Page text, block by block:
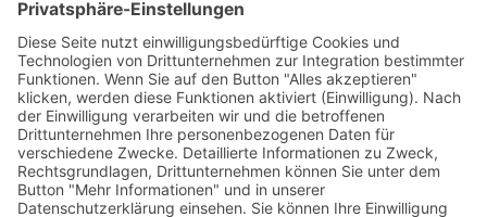
RLSO Minikalender
August 2026
Mo Di Mi Do Fr Sa So